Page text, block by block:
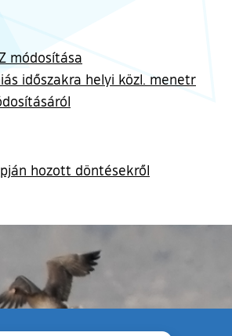
módosítása
időszakra helyi közl. menetr
hozott döntésekről